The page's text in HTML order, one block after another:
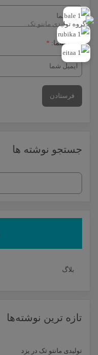
ایمیل شما: *
جستجو نوشته ها
برای:
بلاگ
تازه ترین نوشته‌ها
تولیدی مانتو تک در یزد